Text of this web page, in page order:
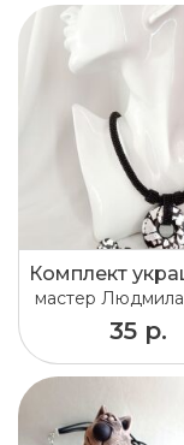
мастер Людмила
35 р.